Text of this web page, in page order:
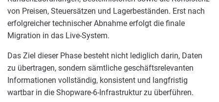
von Preisen, Steuersätzen und Lagerbeständen. Erst nach
erfolgreicher technischer Abnahme erfolgt die finale
Migration in das Live-System.
Das Ziel dieser Phase besteht nicht lediglich darin, Daten
zu übertragen, sondern sämtliche geschäftsrelevanten
Informationen vollständig, konsistent und langfristig
wartbar in die Shopware-6-Infrastruktur zu überführen.